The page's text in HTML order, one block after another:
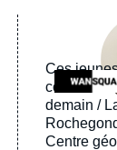
Logo
Ces
demain /
Centre